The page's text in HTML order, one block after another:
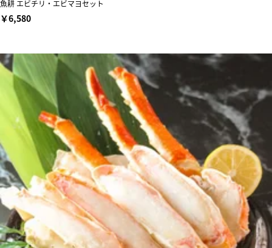
魚耕 エビチリ・エビマヨセット
￥6,580